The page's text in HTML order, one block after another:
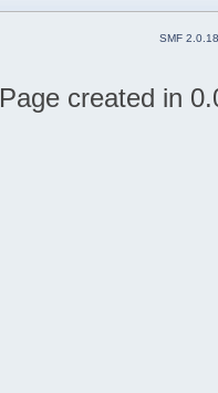
SMF 2.0.18
Page created in